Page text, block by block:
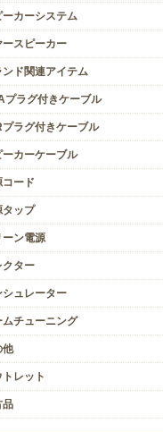
ーカーシステム
ースピーカー
ンド関連アイテム
プラグ付きケーブル
ラグ付きケーブル
ーカーケーブル
コード
タップ
ーン電源
クター
シュレーター
ムチューニング
他
トレット
品